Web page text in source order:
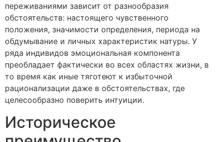
переживаниями зависит от разнообразия
обстоятельств: настоящего чувственного
положения, значимости определения, периода на
обдумывание и личных характеристик натуры. У
ряда индивидов эмоциональная компонента
преобладает фактически во всех областях жизни, в
то время как иные тяготеют к избыточной
рационализации даже в обстоятельствах, где
целесообразно поверить интуиции.
Историческое